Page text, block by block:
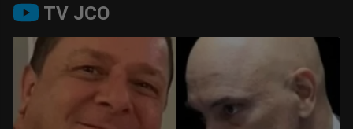
no
Facebook
no
Whatsapp
no
Twitter
no
Messenger
no
Telegram
no
Gettr
TV JCO